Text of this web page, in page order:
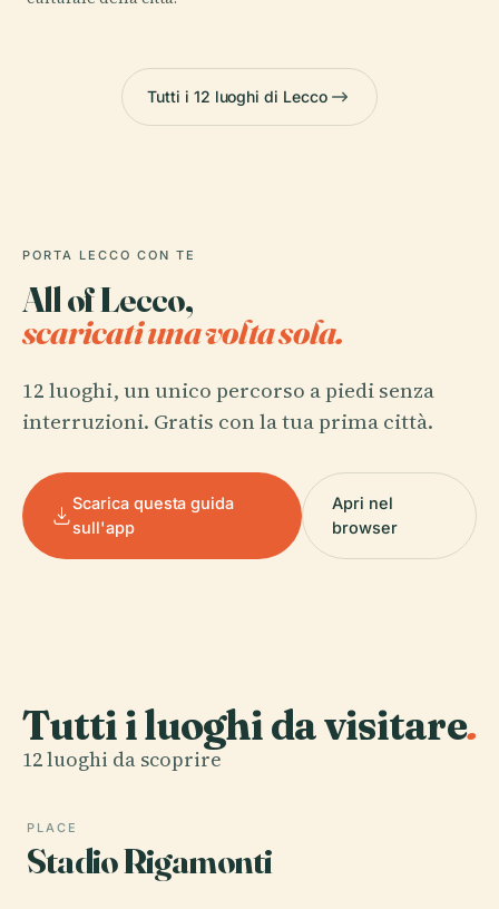
Tutti i 12 luoghi di Lecco
PORTA LECCO CON TE
All of Lecco,
scaricati una volta sola.
12 luoghi, un unico percorso a piedi senza
interruzioni. Gratis con la tua prima città.
Scarica questa guida
sull'app
Apri nel
browser
Tutti i luoghi da visitare.
12 luoghi da scoprire
PLACE
Stadio Rigamonti